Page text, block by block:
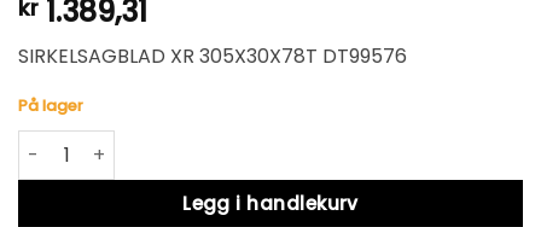
kr 1.389,31
SIRKELSAGBLAD XR 305X30X78T DT99576
På lager
Dewalt DT99576-QZ antall
Legg i handlekurv
Alternative: